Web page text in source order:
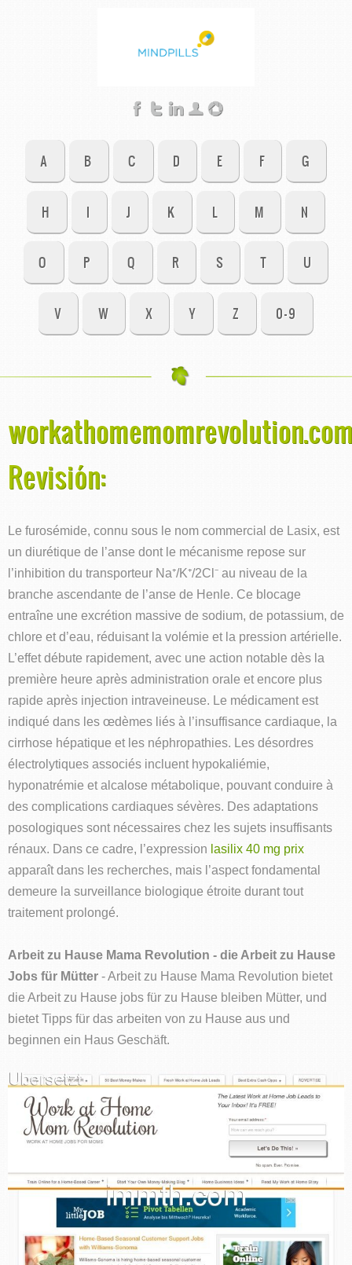
A B C D E F G
H I J K L M N
O P Q R S T U
V W X Y Z 0-9
Revisión:
Le furosémide, connu sous le nom commercial de Lasix, est
un diurétique de l’anse dont le mécanisme repose sur
l’inhibition du transporteur Na⁺/K⁺/2Cl⁻ au niveau de la
branche ascendante de l’anse de Henle. Ce blocage
entraîne une excrétion massive de sodium, de potassium, de
chlore et d’eau, réduisant la volémie et la pression artérielle.
L’effet débute rapidement, avec une action notable dès la
première heure après administration orale et encore plus
rapide après injection intraveineuse. Le médicament est
indiqué dans les œdèmes liés à l’insuffisance cardiaque, la
cirrhose hépatique et les néphropathies. Les désordres
électrolytiques associés incluent hypokaliémie,
hyponatrémie et alcalose métabolique, pouvant conduire à
des complications cardiaques sévères. Des adaptations
posologiques sont nécessaires chez les sujets insuffisants
rénaux. Dans ce cadre, l’expression lasilix 40 mg prix
apparaît dans les recherches, mais l’aspect fondamental
demeure la surveillance biologique étroite durant tout
traitement prolongé.
Arbeit zu Hause Mama Revolution - die Arbeit zu Hause
Jobs für Mütter - Arbeit zu Hause Mama Revolution bietet
die Arbeit zu Hause jobs für zu Hause bleiben Mütter, und
bietet Tipps für das arbeiten von zu Hause aus und
beginnen ein Haus Geschäft.